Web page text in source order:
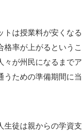
トは授業料が安くな
格率が上がるという
々が州民になるまで
うための準備期間に
生徒は親からの学資